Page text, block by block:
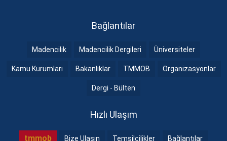
Bağlantılar
Madencilik Madencilik Dergileri Üniversiteler
Kamu Kurumları Bakanlıklar TMMOB Organizasyonlar
Dergi - Bülten
Hızlı Ulaşım
tmmob Bize Ulaşın Temsilcilikler Bağlantılar